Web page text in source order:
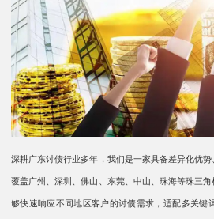
深耕广东讨债行业多年，我们是一家具备差异化优
覆盖广州、深圳、佛山、东莞、中山、珠海等珠三
够快速响应不同地区客户的讨债需求，适配多关键